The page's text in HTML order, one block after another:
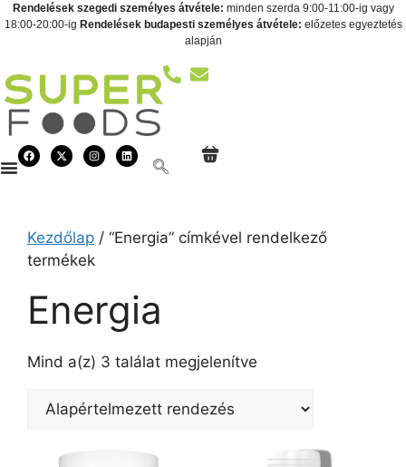
Rendelések szegedi személyes átvétele: minden szerda 9:00-11:00-ig vagy
18:00-20:00-ig Rendelések budapesti személyes átvétele: előzetes egyeztetés
alapján
Kezdőlap / “Energia” címkével rendelkező
termékek
Energia
Mind a(z) 3 találat megjelenítve